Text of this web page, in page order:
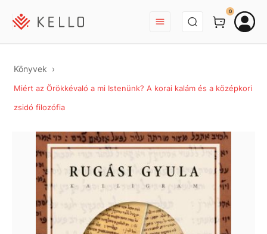
BEJELENTKEZÉS
0
Könyvek
Miért az Örökkévaló a mi Istenünk? A korai kalám és a középkori
zsidó filozófia